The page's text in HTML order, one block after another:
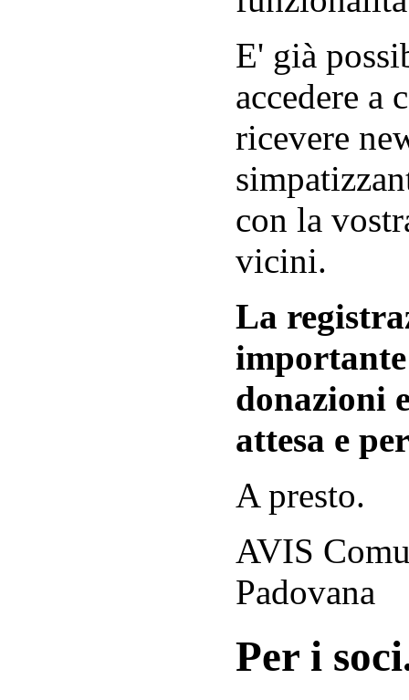
E' già
accedere a
ricevere
con la
vicini.
La
donazioni
attesa e
A presto.
AVIS
Padovana
Per i